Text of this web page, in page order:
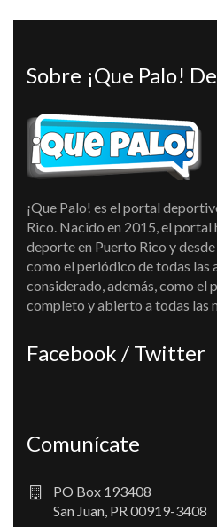
Sobre ¡Que Palo!
¡Que Palo! es el portal
Rico. Nacido en 2015, el
deporte en Puerto Rico y
como el periódico de todas las
considerado, además, como el
completo y abierto a todas las
Facebook / Twitter
Comunícate
PO Box 193408
San Juan, PR 00919-3408